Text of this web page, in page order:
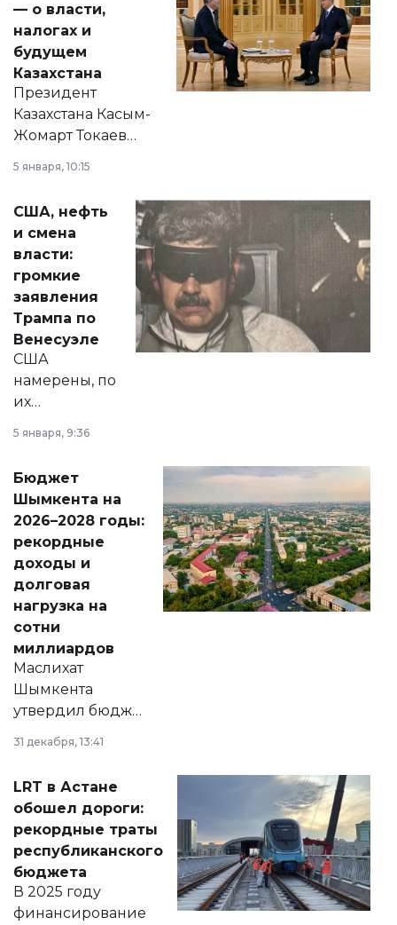
— о власти,
налогах и
будущем
Казахстана
Президент
Казахстана Касым-
Жомарт Токаев
сразу несколько
актуальных тем —
от слухов о
политических
реформах до
вопросов армии,
экономики и
личного здоровья.
5 января, 10:15
США, нефть
и смена
власти:
громкие
заявления
Трампа по
Венесуэле
США
намерены, по
их
принести
народу
Венесуэлы.
5 января, 9:36
Бюджет
Шымкента на
2026–2028 годы:
рекордные
доходы и
долговая
нагрузка на
сотни
миллиардов
Маслихат
Шымкента
утвердил бюджет
города на 2026–
2028 годы.
документ
появился в базе
нормативных
правовых актов и
на сайте маслихат
города.
31 декабря, 13:41
LRT в Астане
обошел дороги:
рекордные траты
республиканского
бюджета
В 2025 году
финансирование